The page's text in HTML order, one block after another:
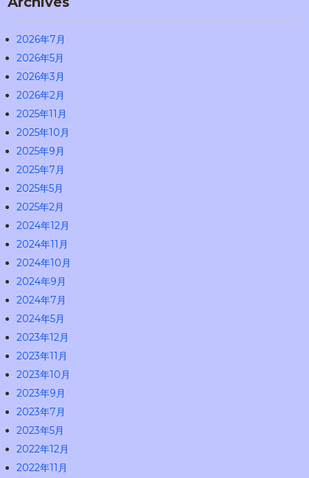
2026年7月
2026年5月
2026年3月
2026年2月
2025年11月
2025年10月
2025年9月
2025年7月
2025年5月
2025年2月
2024年12月
2024年11月
2024年10月
2024年9月
2024年7月
2024年5月
2023年12月
2023年11月
2023年10月
2023年9月
2023年7月
2023年5月
2022年12月
2022年11月